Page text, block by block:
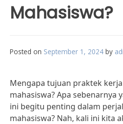
Mahasiswa?
Posted on September 1, 2024 by
Mengapa tujuan praktek
mahasiswa? Apa sebenarnya
ini begitu penting dalam
mahasiswa? Nah, kali ini kita